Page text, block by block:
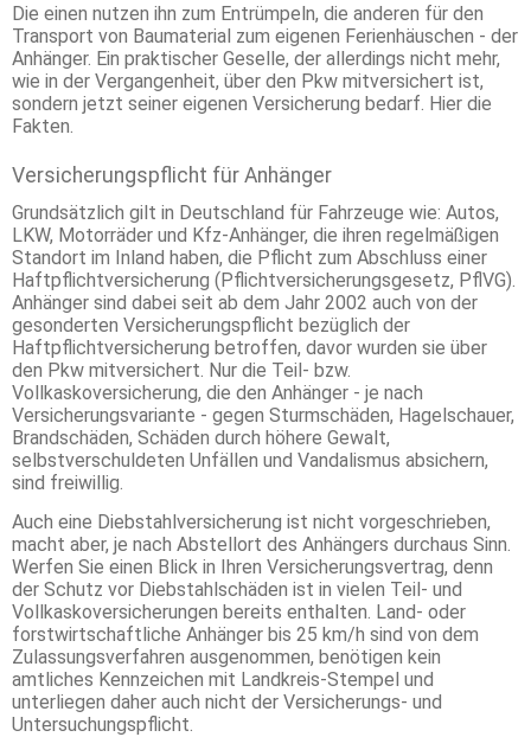
Die einen nutzen ihn zum Entrümpeln, die anderen für den
Transport von Baumaterial zum eigenen Ferienhäuschen - der
Anhänger. Ein praktischer Geselle, der allerdings nicht mehr,
wie in der Vergangenheit, über den Pkw mitversichert ist,
sondern jetzt seiner eigenen Versicherung bedarf. Hier die
Fakten.
Versicherungspflicht für Anhänger
Grundsätzlich gilt in Deutschland für Fahrzeuge wie: Autos,
LKW, Motorräder und Kfz-Anhänger, die ihren regelmäßigen
Standort im Inland haben, die Pflicht zum Abschluss einer
Haftpflichtversicherung (Pflichtversicherungsgesetz, PflVG).
Anhänger sind dabei seit ab dem Jahr 2002 auch von der
gesonderten Versicherungspflicht bezüglich der
Haftpflichtversicherung betroffen, davor wurden sie über
den Pkw mitversichert. Nur die Teil- bzw.
Vollkaskoversicherung, die den Anhänger - je nach
Versicherungsvariante - gegen Sturmschäden, Hagelschauer,
Brandschäden, Schäden durch höhere Gewalt,
selbstverschuldeten Unfällen und Vandalismus absichern,
sind freiwillig.
Auch eine Diebstahlversicherung ist nicht vorgeschrieben,
macht aber, je nach Abstellort des Anhängers durchaus Sinn.
Werfen Sie einen Blick in Ihren Versicherungsvertrag, denn
der Schutz vor Diebstahlschäden ist in vielen Teil- und
Vollkaskoversicherungen bereits enthalten. Land- oder
forstwirtschaftliche Anhänger bis 25 km/h sind von dem
Zulassungsverfahren ausgenommen, benötigen kein
amtliches Kennzeichen mit Landkreis-Stempel und
unterliegen daher auch nicht der Versicherungs- und
Untersuchungspflicht.